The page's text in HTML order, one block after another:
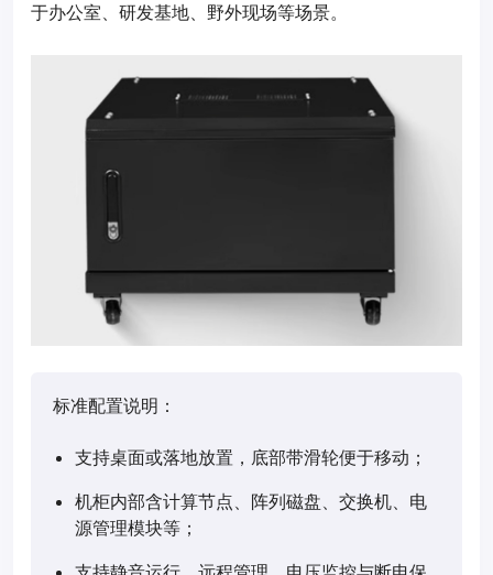
于办公室、研发基地、野外现场等场景。
标准配置说明：
支持桌面或落地放置，底部带滑轮便于移动；
机柜内部含计算节点、阵列磁盘、交换机、电
源管理模块等；